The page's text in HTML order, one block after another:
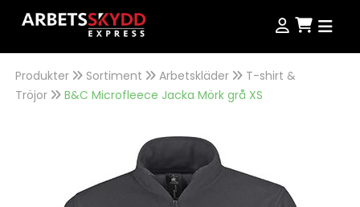
Produkter
Kampanjer
NordWear
Produkter Sortiment Arbetskläder
T-shirt &
Tröjor
B&C Microfleece Jacka Mörk grå XS